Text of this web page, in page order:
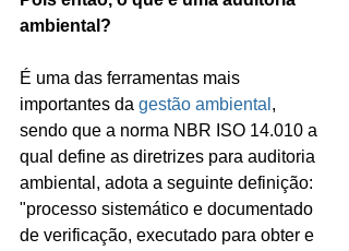
ambiental?
É uma das ferramentas mais
importantes da gestão ambiental ,
sendo que a norma NBR ISO 14.010 a
qual define as diretrizes para auditoria
ambiental, adota a seguinte definição:
"processo sistemático e documentado
de verificação, executado para obter e